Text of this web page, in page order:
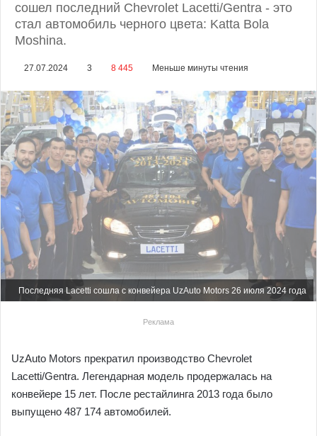
сошел последний Chevrolet Lacetti/Gentra - это
стал автомобиль черного цвета: Katta Bola
Moshina.
27.07.2024 3 8 445 Меньше минуты чтения
Последняя Lacetti сошла с конвейера UzAuto Motors 26 июля 2024 года
Реклама
UzAuto Motors прекратил производство Chevrolet
Lacetti/Gentra. Легендарная модель продержалась на
конвейере 15 лет. После рестайлинга 2013 года было
выпущено 487 174 автомобилей.